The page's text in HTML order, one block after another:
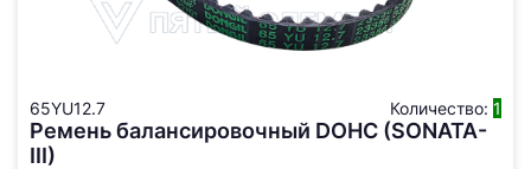
65YU12.7 Количество: 1
Ремень балансировочный DOHC (SONATA-
III)